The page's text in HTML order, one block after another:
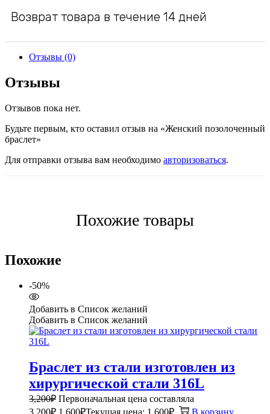
Возврат товара в течение 14 дней
Отзывы (0)
Отзывы
Отзывов пока нет.
Будьте первым, кто оставил отзыв на «Женский позолоченный
браслет»
Для отправки отзыва вам необходимо авторизоваться.
Похожие товары
Похожие
-50%
Добавить в Список желаний
Добавить в Список желаний
Браслет из стали изготовлен из
хирургической стали 316L
3,200₽ Первоначальная цена составляла